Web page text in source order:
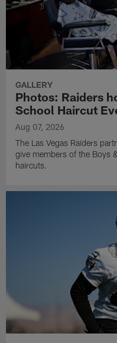
GALLERY
Photos: Raiders
School Haircut
Aug 07, 2026
The Las Vegas Raiders
give members of the Boys
haircuts.